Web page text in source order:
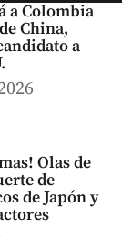
a Colombia
China,
a
Olas de
de
de Japón y